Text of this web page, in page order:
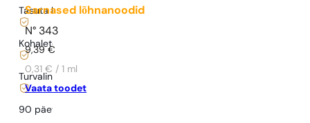
Sarnased lõhnanoodid
N° 343
9,39€
0,31 € / 1 ml
Vaata toodet
Tasuta kohaletoimetamine alates
Kohaletoimetamine alates
Turvaline ostlemine ja maksed
90 päeva